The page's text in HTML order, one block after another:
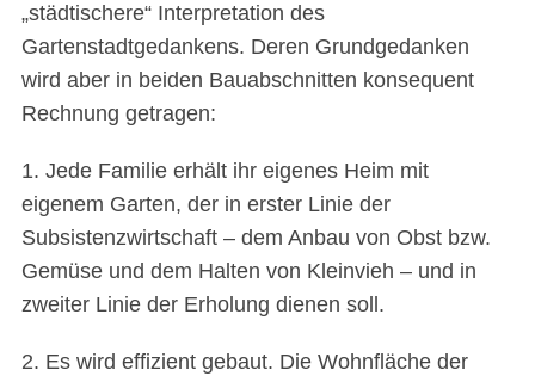
„städtischere“ Interpretation des
Gartenstadtgedankens. Deren Grundgedanken
wird aber in beiden Bauabschnitten konsequent
Rechnung getragen:
1. Jede Familie erhält ihr eigenes Heim mit
eigenem Garten, der in erster Linie der
Subsistenzwirtschaft – dem Anbau von Obst bzw.
Gemüse und dem Halten von Kleinvieh – und in
zweiter Linie der Erholung dienen soll.
2. Es wird effizient gebaut. Die Wohnfläche der